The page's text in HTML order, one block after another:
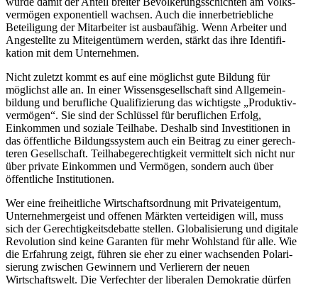
ver­mögen exponen­tiell wachsen. Auch die inner­be­trieb­liche
Betei­ligung der Mitar­beiter ist ausbau­fähig. Wenn Arbeiter und
Angestellte zu Mitei­gen­tümern werden, stärkt das ihre Identi­fi­
kation mit dem Unternehmen.
Nicht zuletzt kommt es auf eine möglichst gute Bildung für
möglichst alle an. In einer Wissens­ge­sell­schaft sind Allge­mein­
bildung und beruf­liche Quali­fi­zierung das wichtigste „Produk­tiv­
ver­mögen“. Sie sind der Schlüssel für beruf­lichen Erfolg,
Einkommen und soziale Teilhabe. Deshalb sind Inves­ti­tionen in
das öffent­liche Bildungs­system auch ein Beitrag zu einer gerech­
teren Gesell­schaft. Teilha­be­ge­rech­tigkeit vermittelt sich nicht nur
über private Einkommen und Vermögen, sondern auch über
öffent­liche Institutionen.
Wer eine freiheit­liche Wirtschafts­ordnung mit Privat­ei­gentum,
Unter­neh­mer­geist und offenen Märkten vertei­digen will, muss
sich der Gerech­tig­keits­de­batte stellen. Globa­li­sierung und digitale
Revolution sind keine Garanten für mehr Wohlstand für alle. Wie
die Erfahrung zeigt, führen sie eher zu einer wachsenden Polari­
sierung zwischen Gewinnern und Verlierern der neuen
Wirtschaftswelt. Die Verfechter der liberalen Demokratie dürfen